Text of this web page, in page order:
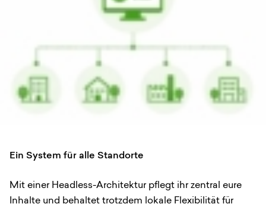
Ein System für alle Standorte
Mit einer Headless-Architektur pflegt ihr zentral eure
Inhalte und behaltet trotzdem lokale Flexibilität für